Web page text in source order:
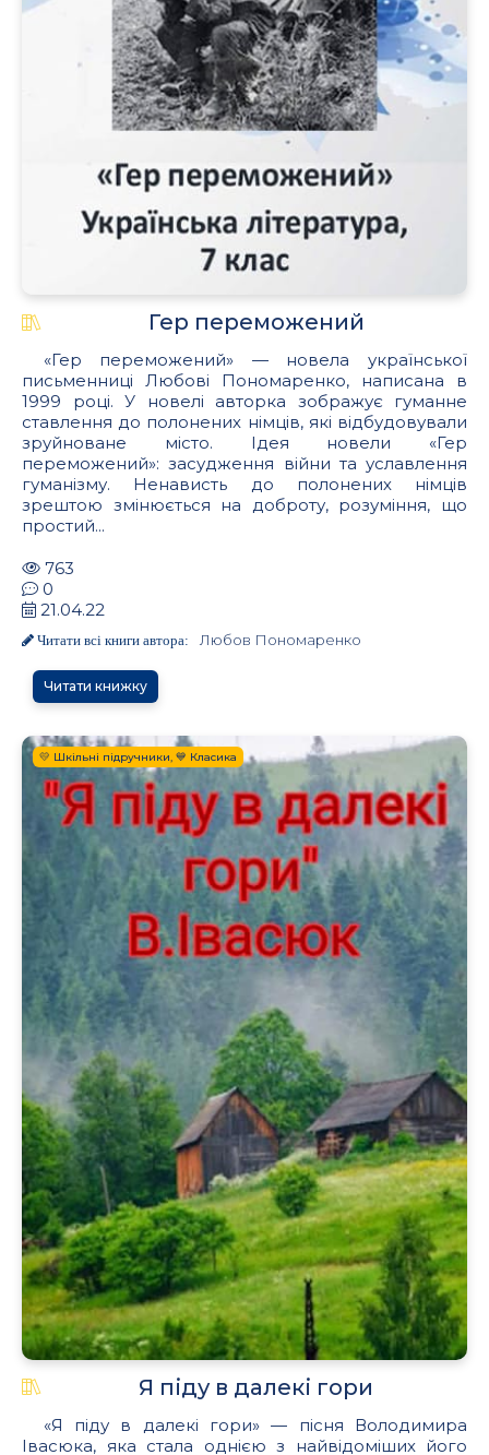
Гер переможений
«Гер переможений» — новела української
письменниці Любові Пономаренко, написана в
1999 році. У новелі авторка зображує гуманне
ставлення до полонених німців, які відбудовували
зруйноване місто. Ідея новели «Гер
переможений»: засудження війни та уславлення
гуманізму. Ненависть до полонених німців
зрештою змінюється на доброту, розуміння, що
простий...
763
0
21.04.22
Читати всі книги автора: Любов Пономаренко
Читати книжку
💛 Шкільні підручники, 💙 Класика
Я піду в далекі гори
«Я піду в далекі гори» — пісня Володимира
Івасюка, яка стала однією з найвідоміших його